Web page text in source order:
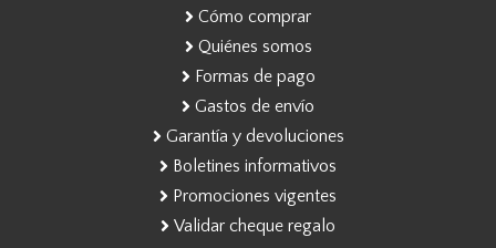
Cómo comprar
Quiénes somos
Formas de pago
Gastos de envío
Garantía y devoluciones
Boletines informativos
Promociones vigentes
Validar cheque regalo